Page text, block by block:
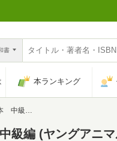
書
本ランキング
コミックス)
級編 (ヤングアニ